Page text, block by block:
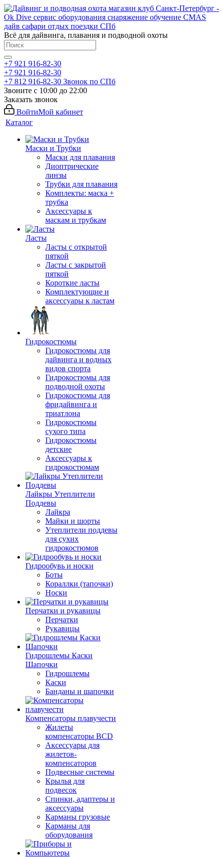
Всё для дайвинга, плавания и подводной охоты
+7 921 916-82-30
+7 921 916-82-30
+7 812 916-82-30 Звонок по СПб
Звоните с 10:00 до 22:00
Заказать звонок
ВойтиМой кабинет
Каталог
Маски и Трубки
Маски для плавания
Диоптрические
линзы
Трубки для плавания
Комплекты: маска +
трубка
Аксессуары к
маскам и трубкам
Ласты
Ласты с открытой
пяткой
Ласты с закрытой
пяткой
Короткие ласты
Комплектующие и
аксессуары к ластам
Гидрокостюмы
Гидрокостюмы для
дайвинга и водных
видов спорта
Гидрокостюмы для
подводной охоты
Гидрокостюмы для
фридайвинга и
триатлона
Гидрокостюмы
сухого типа
Гидрокостюмы
детские
Аксессуары к
гидрокостюмам
Лайкры Утеплители
Поддевы
Лайкра
Майки и шорты
Утеплители поддевы
для сухих
гидрокостюмов
Гидрообувь и носки
Боты
Кораллки (тапочки)
Носки
Перчатки и рукавицы
Перчатки
Рукавицы
Гидрошлемы Каски
Шапочки
Гидрошлемы
Каски
Банданы и шапочки
Компенсаторы плавучести
Жилеты
компенсаторы BCD
Аксессуары для
жилетов-
компенсаторов
Подвесные системы
Крылья для
подвесок
Спинки, адаптеры и
аксессуары
Карманы грузовые
Карманы для
оборудования